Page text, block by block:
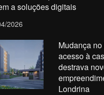
a soluções digitais
2026
Mudança
acesso à
destrava
Londrina